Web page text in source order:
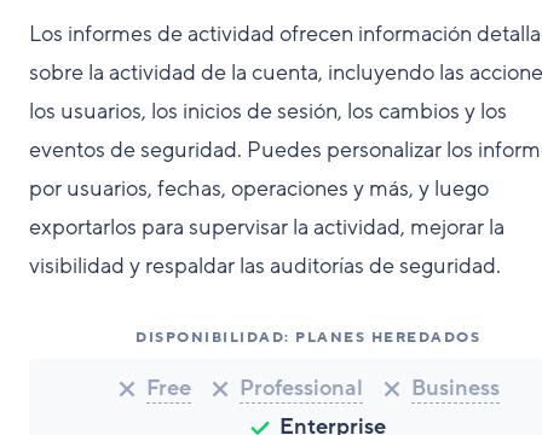
Los informes de actividad ofrecen información
sobre la actividad de la cuenta, incluyendo las
los usuarios, los inicios de sesión, los cambios y los
eventos de seguridad. Puedes personalizar los
por usuarios, fechas, operaciones y más, y luego
exportarlos para supervisar la actividad, mejorar la
visibilidad y respaldar las auditorías de seguridad.
DISPONIBILIDAD: PLANES HEREDADOS
Free Professional
Business
Enterprise